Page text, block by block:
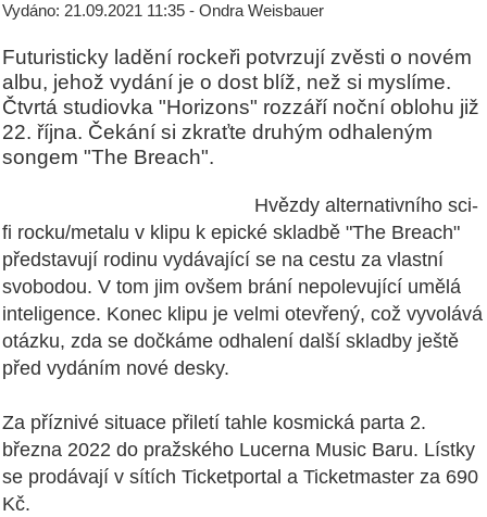
Vydáno: 21.09.2021 11:35 - Ondra Weisbauer
Futuristicky ladění rockeři potvrzují zvěsti o novém
albu, jehož vydání je o dost blíž, než si myslíme.
Čtvrtá studiovka "Horizons" rozzáří noční oblohu již
22. října. Čekání si zkraťte druhým odhaleným
songem "The Breach".
Hvězdy alternativního sci-
fi rocku/metalu v klipu k epické skladbě "The Breach"
představují rodinu vydávající se na cestu za vlastní
svobodou. V tom jim ovšem brání nepolevující umělá
inteligence. Konec klipu je velmi otevřený, což vyvolává
otázku, zda se dočkáme odhalení další skladby ještě
před vydáním nové desky.
Za příznivé situace přiletí tahle kosmická parta 2.
března 2022 do pražského Lucerna Music Baru. Lístky
se prodávají v sítích Ticketportal a Ticketmaster za 690
Kč.